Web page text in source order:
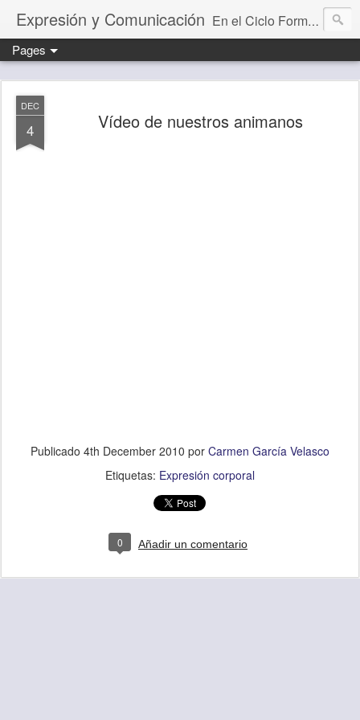
Expresión y Comunicación En el Ciclo Formativo "Educación Infantil" aprendemos a programar y evaluar situaciones de aprendizaje que desarrollan la capacidad comunicativa.
Pages
DEC
4 Vídeo de nuestros animanos
Publicado 4th December 2010 por Carmen García Velasco
Etiquetas: Expresión corporal
0 Añadir un comentario